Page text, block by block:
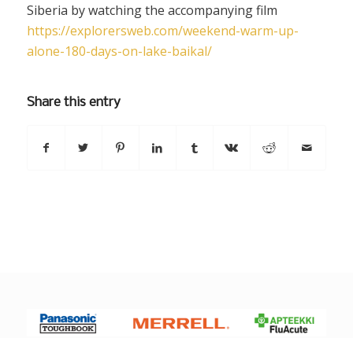
Siberia by watching the accompanying film
https://explorersweb.com/weekend-warm-up-
alone-180-days-on-lake-baikal/
Share this entry